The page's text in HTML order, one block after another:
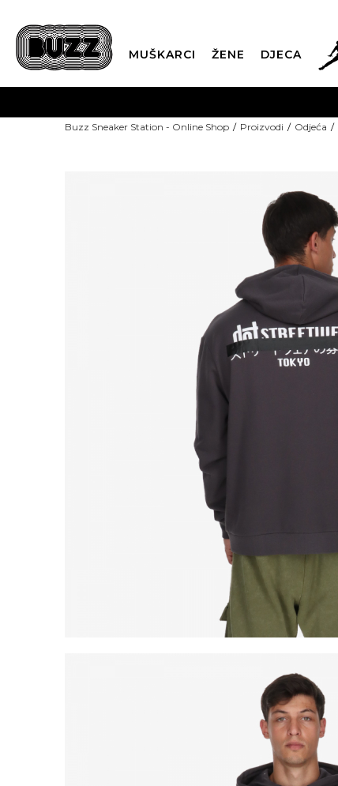
MUŠKARCI ŽENE DJECA
Buzz Sneaker Station - Online Shop Proizvodi Odjeća